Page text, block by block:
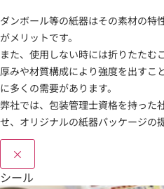
ダンボール等の紙器はその素材の特
がメリットです。
また、使用しない時には折りたたむ
厚みや材質構成により強度を出すこ
に多くの需要があります。
弊社では、包装管理士資格を持った
せ、オリジナルの紙器パッケージの
×
シール